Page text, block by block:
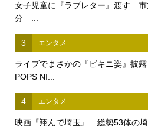
女子児童に『ラブレター』渡す
分 ...
3 エンタメ
ライブでまさかの『ビキニ姿』披
POPS NI...
4 エンタメ
映画『翔んで埼玉』 総勢53体の